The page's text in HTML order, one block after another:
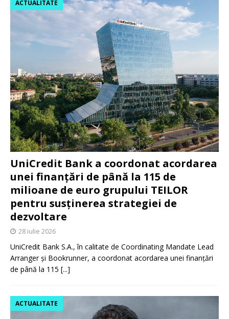
UniCredit Bank a coordonat acordarea
unei finanțări de până la 115 de
milioane de euro grupului TEILOR
pentru susținerea strategiei de
dezvoltare
ACTUALITATE
28 iulie 2026
UniCredit Bank S.A., în calitate de Coordinating Mandate Lead
Arranger și Bookrunner, a coordonat acordarea unei finanțări
de până la 115 [...]
ACTUALITATE